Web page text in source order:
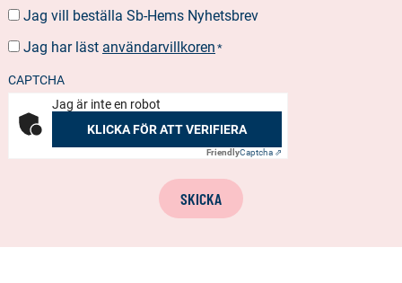
BESTÄLLA
Jag vill beställa Sb-Hems Nyhetsbrev
SUOSTUMUS *
Jag har läst användarvillkoren *
CAPTCHA
Jag är inte en robot
KLICKA FÖR ATT VERIFIERA
FriendlyCaptcha ⇗
SKICKA